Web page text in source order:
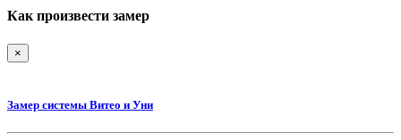
Как произвести замер
×
Замер системы Витео и Уни